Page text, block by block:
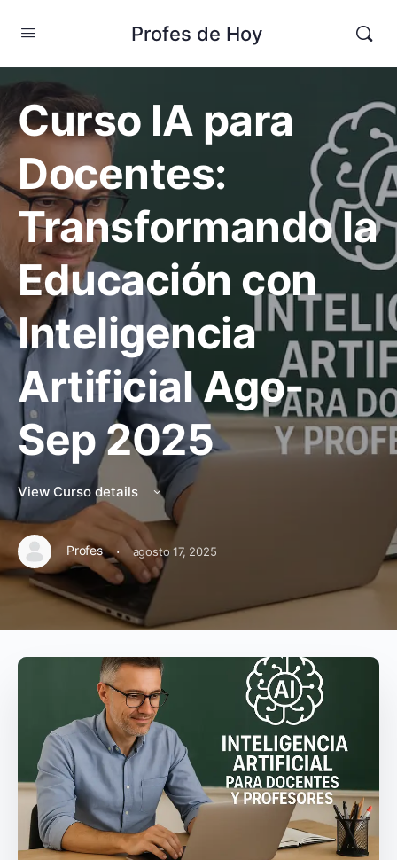
Profes de Hoy
Curso IA para
Docentes:
Transformando la
Educación con
Inteligencia
Artificial Ago-
Sep 2025
View Curso details
Profes · agosto 17, 2025